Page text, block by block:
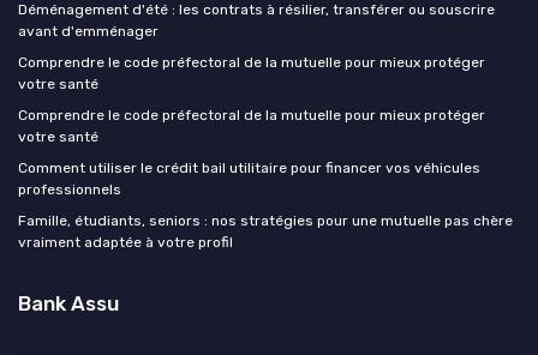
Déménagement d'été : les contrats à résilier, transférer ou souscrire
avant d'emménager
Comprendre le code préfectoral de la mutuelle pour mieux protéger
votre santé
Comprendre le code préfectoral de la mutuelle pour mieux protéger
votre santé
Comment utiliser le crédit bail utilitaire pour financer vos véhicules
professionnels
Famille, étudiants, seniors : nos stratégies pour une mutuelle pas chère
vraiment adaptée à votre profil
Bank Assu